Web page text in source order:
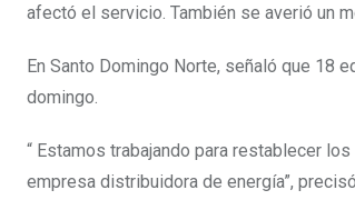
afectó el servicio. También se averió un
En Santo Domingo Norte, señaló que 18
domingo.
“ Estamos trabajando para restablecer
empresa distribuidora de energía”,